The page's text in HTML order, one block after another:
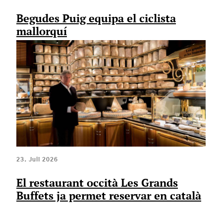
Begudes Puig equipa el ciclista
mallorquí
23. Juli 2026
El restaurant occità Les Grands
Buffets ja permet reservar en català